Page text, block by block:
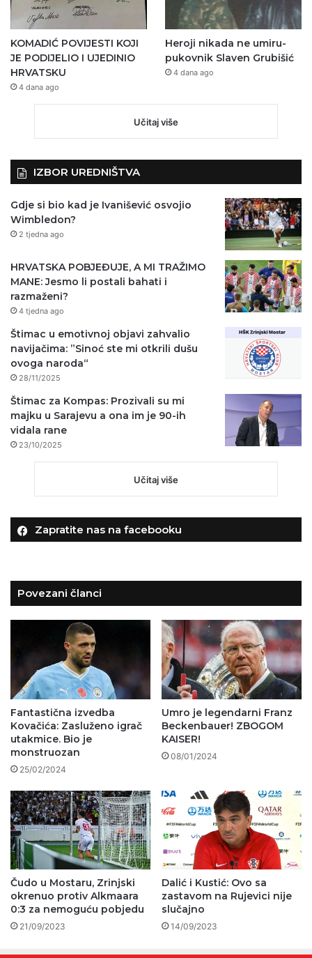
KOMADIĆ POVIJESTI KOJI
JE PODIJELIO I UJEDINIO
HRVATSKU
4 dana ago
Heroji nikada ne umiru-
pukovnik Slaven Grubišić
4 dana ago
Učitaj više
IZBOR UREDNIŠTVA
Gdje si bio kad je Ivanišević osvojio
Wimbledon?
2 tjedna ago
HRVATSKA POBJEĐUJE, A MI TRAŽIMO
MANE: Jesmo li postali bahati i
razmaženi?
4 tjedna ago
Štimac u emotivnoj objavi zahvalio
navijačima: ”Sinoć ste mi otkrili dušu
ovoga naroda“
28/11/2025
Štimac za Kompas: Prozivali su mi
majku u Sarajevu a ona im je 90-ih
vidala rane
23/10/2025
Učitaj više
Zapratite nas na facebooku
Povezani članci
Fantastična izvedba
Kovačića: Zasluženo igrač
utakmice. Bio je
monstruozan
25/02/2024
Umro je legendarni Franz
Beckenbauer! ZBOGOM
KAISER!
08/01/2024
Čudo u Mostaru, Zrinjski
okrenuo protiv Alkmaara
0:3 za nemoguću pobjedu
21/09/2023
Dalić i Kustić: Ovo sa
zastavom na Rujevici nije
slučajno
14/09/2023